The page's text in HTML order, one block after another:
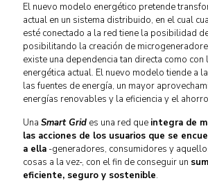
El nuevo modelo energético pretende
actual en un sistema distribuido, en el cual
esté conectado a la red tiene la posibilidad
posibilitando la creación de
existe una dependencia tan directa como con
energética actual. El nuevo modelo tiende a
las fuentes de energía, un mayor
energías renovables y la eficiencia y el
Una Smart Grid es una red que integra de
las acciones de los usuarios que se
a ella -generadores, consumidores y
cosas a la vez-, con el fin de conseguir un
eficiente, seguro y sostenible.